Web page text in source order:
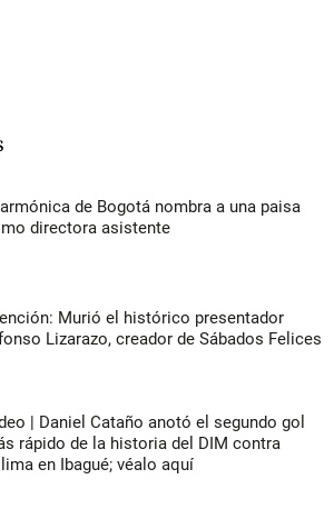
de Bogotá nombra a una paisa
directora asistente
Murió el histórico presentador
Lizarazo, creador de Sábados Felices
| Daniel Cataño anotó el segundo gol
rápido de la historia del DIM contra
en Ibagué; véalo aquí